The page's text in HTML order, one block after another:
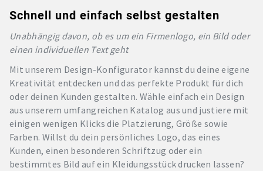
Schnell und einfach selbst gestalten
Unabhängig davon, ob es um ein Firmenlogo, ein Bild oder
einen individuellen Text geht
Mit unserem Design-Konfigurator kannst du deine eigene
Kreativität entdecken und das perfekte Produkt für dich
oder deinen Kunden gestalten. Wähle einfach ein Design
aus unserem umfangreichen Katalog aus und justiere mit
einigen wenigen Klicks die Platzierung, Größe sowie
Farben. Willst du dein persönliches Logo, das eines
Kunden, einen besonderen Schriftzug oder ein
bestimmtes Bild auf ein Kleidungsstück drucken lassen?